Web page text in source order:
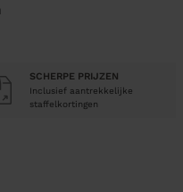
SCHERPE PRIJZEN
Inclusief aantrekkelijke
staffelkortingen